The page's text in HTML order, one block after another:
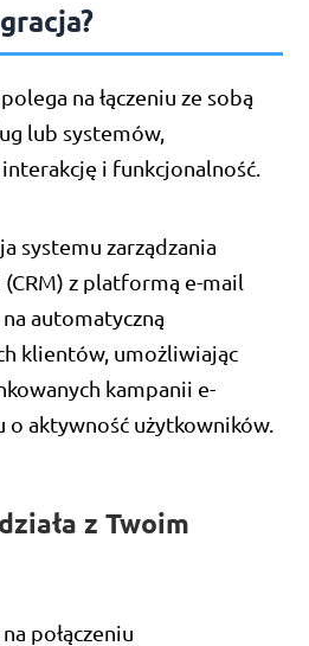
na łączeniu ze sobą
lub systemów,
i funkcjonalność.
systemu zarządzania
z platformą e-mail
automatyczną
klientów, umożliwiając
kampanii e-
aktywność użytkowników.
z Twoim
połączeniu